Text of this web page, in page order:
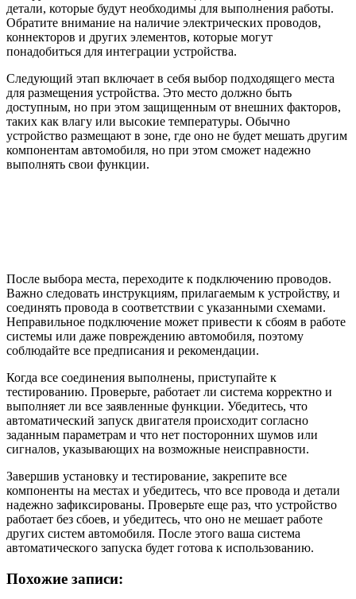
детали, которые будут необходимы для выполнения работы.
Обратите внимание на наличие электрических проводов,
коннекторов и других элементов, которые могут
понадобиться для интеграции устройства.
Следующий этап включает в себя выбор подходящего места
для размещения устройства. Это место должно быть
доступным, но при этом защищенным от внешних факторов,
таких как влагу или высокие температуры. Обычно
устройство размещают в зоне, где оно не будет мешать другим
компонентам автомобиля, но при этом сможет надежно
выполнять свои функции.
После выбора места, переходите к подключению проводов.
Важно следовать инструкциям, прилагаемым к устройству, и
соединять провода в соответствии с указанными схемами.
Неправильное подключение может привести к сбоям в работе
системы или даже повреждению автомобиля, поэтому
соблюдайте все предписания и рекомендации.
Когда все соединения выполнены, приступайте к
тестированию. Проверьте, работает ли система корректно и
выполняет ли все заявленные функции. Убедитесь, что
автоматический запуск двигателя происходит согласно
заданным параметрам и что нет посторонних шумов или
сигналов, указывающих на возможные неисправности.
Завершив установку и тестирование, закрепите все
компоненты на местах и убедитесь, что все провода и детали
надежно зафиксированы. Проверьте еще раз, что устройство
работает без сбоев, и убедитесь, что оно не мешает работе
других систем автомобиля. После этого ваша система
автоматического запуска будет готова к использованию.
Похожие записи: